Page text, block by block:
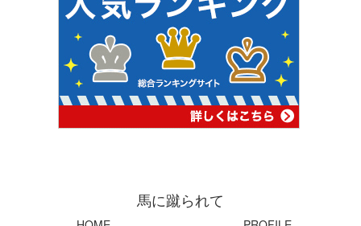
馬に蹴られて